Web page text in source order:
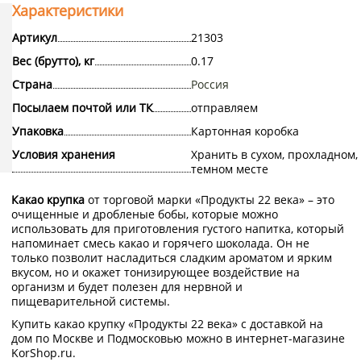
Характеристики
Артикул
21303
Вес (брутто), кг
0.17
Страна
Россия
Посылаем почтой или ТК
отправляем
Упаковка
Картонная коробка
Условия хранения
Хранить в сухом, прохладном,
темном месте
Какао крупка от торговой марки «Продукты 22 века» – это
очищенные и дробленые бобы, которые можно
использовать для приготовления густого напитка, который
напоминает смесь какао и горячего шоколада. Он не
только позволит насладиться сладким ароматом и ярким
вкусом, но и окажет тонизирующее воздействие на
организм и будет полезен для нервной и
пищеварительной системы.
Купить какао крупку «Продукты 22 века» с доставкой на
дом по Москве и Подмосковью можно в интернет-магазине
KorShop.ru.